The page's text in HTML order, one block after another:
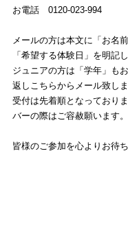
お電話　0120-023-994
メールの方は本文に「お名
「希望する体験日」を明記
ジュニアの方は「学年」も
返しこちらからメール致しま
受付は先着順となっており
バーの際はご容赦願います。
皆様のご参加を心よりお待